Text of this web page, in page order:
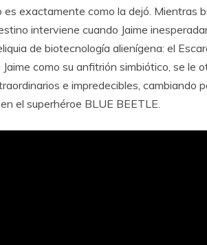
exactamente como la dejó. Mientras
interviene cuando Jaime
de biotecnología alienígena: el
como su anfitrión simbiótico, se le
e impredecibles, cambiando
el superhéroe BLUE BEETLE.